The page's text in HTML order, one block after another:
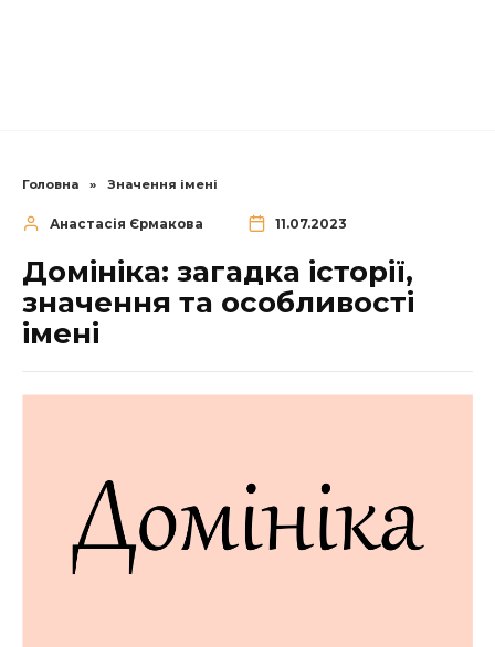
Головна » Значення імені
Анастасія Єрмакова 11.07.2023
Домініка: загадка історії,
значення та особливості
імені